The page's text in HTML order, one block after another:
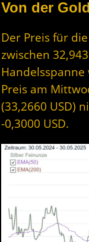
Von der
Der Preis für
zwischen
Handelsspanne
Preis am
(33,2660 USD)
-0,3000 USD.